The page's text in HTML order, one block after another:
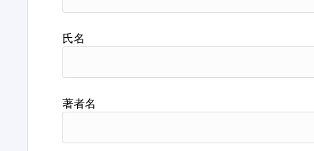
氏名
著者名